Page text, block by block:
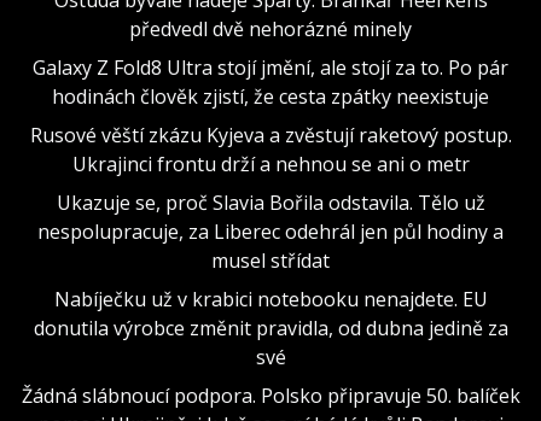
předvedl dvě nehorázné minely
Galaxy Z Fold8 Ultra stojí jmění, ale stojí za to. Po pár
hodinách člověk zjistí, že cesta zpátky neexistuje
Rusové věští zkázu Kyjeva a zvěstují raketový postup.
Ukrajinci frontu drží a nehnou se ani o metr
Ukazuje se, proč Slavia Bořila odstavila. Tělo už
nespolupracuje, za Liberec odehrál jen půl hodiny a
musel střídat
Nabíječku už v krabici notebooku nenajdete. EU
donutila výrobce změnit pravidla, od dubna jedině za
své
Žádná slábnoucí podpora. Polsko připravuje 50. balíček